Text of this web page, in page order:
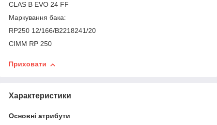
CLAS B EVO 24 FF
Маркування бака:
RP250 12/166/B2218241/20
CIMM RP 250
Приховати
Характеристики
Основні атрибути